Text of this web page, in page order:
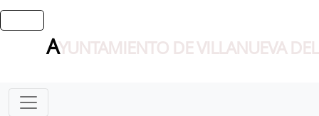
AYUNTAMIENTO DE VILLANUEVA